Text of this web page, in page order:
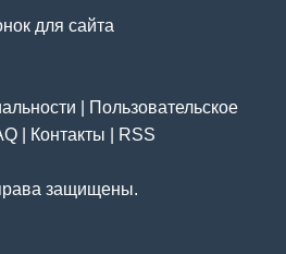
для сайта
Пользовательское
Контакты RSS
защищены.